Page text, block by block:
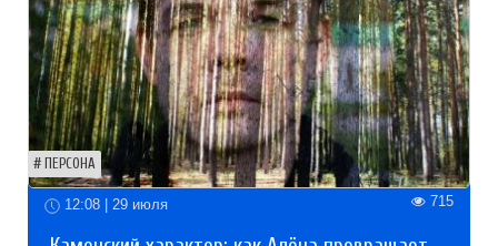
ПЕРСОНА
12:08 | 29 июля 715